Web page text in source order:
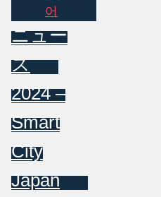
어
ニュー
ス
2024 –
Smart
City
Japan